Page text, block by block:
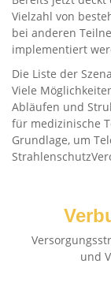
Vielzahl von
bei anderen
implementiert
Die Liste der
Viele
Abläufen und
für medizinische
Grundlage, um
und